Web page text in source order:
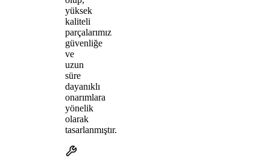
yüksek
kaliteli
parçalarımız
güvenliğe
ve
uzun
süre
dayanıklı
onarımlara
yönelik
olarak
tasarlanmıştır.